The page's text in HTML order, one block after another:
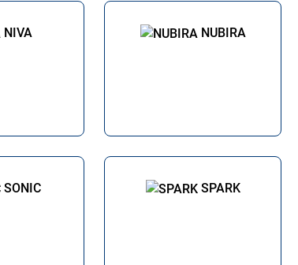
NIVA NUBIRA
SONIC SPARK